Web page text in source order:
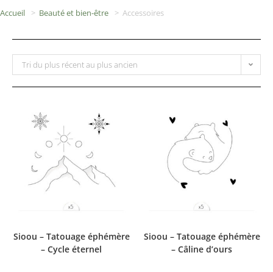
Accueil > Beauté et bien-être > Accessoires
Tri du plus récent au plus ancien
Sioou – Tatouage éphémère
– Cycle éternel
Sioou – Tatouage éphémère
– Câline d’ours